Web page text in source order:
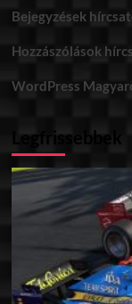
Bejegyzések
Hozzászólások
WordPress
Legfrissebbek